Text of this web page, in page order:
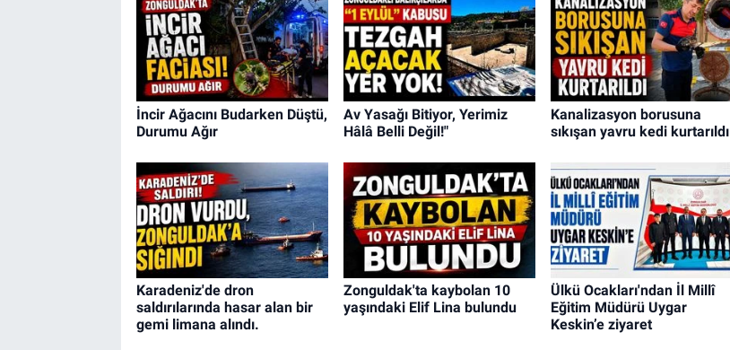
İncir Ağacını Budarken Düştü,
Durumu Ağır
Av Yasağı Bitiyor, Yerimiz
Hâlâ Belli Değil!"
Kanalizasyon borusuna
sıkışan yavru kedi kurtarıldı
Karadeniz'de dron
saldırılarında hasar alan bir
gemi limana alındı.
Zonguldak'ta kaybolan 10
yaşındaki Elif Lina bulundu
Ülkü Ocakları'ndan İl Millî
Eğitim Müdürü Uygar
Keskin’e ziyaret